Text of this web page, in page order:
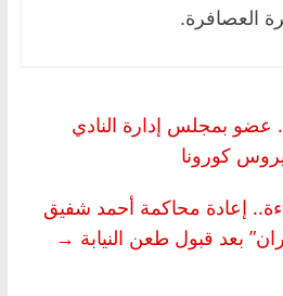
العصافرة.
عضو بمجلس إدارة النادي
كورونا
إعادة محاكمة أحمد شفيق
بعد قبول طعن النيابة →